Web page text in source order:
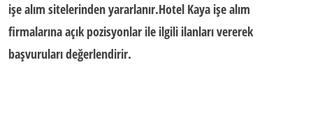
işe alım sitelerinden yararlanır.Hotel Kaya işe alım
firmalarına açık pozisyonlar ile ilgili ilanları vererek
başvuruları değerlendirir.